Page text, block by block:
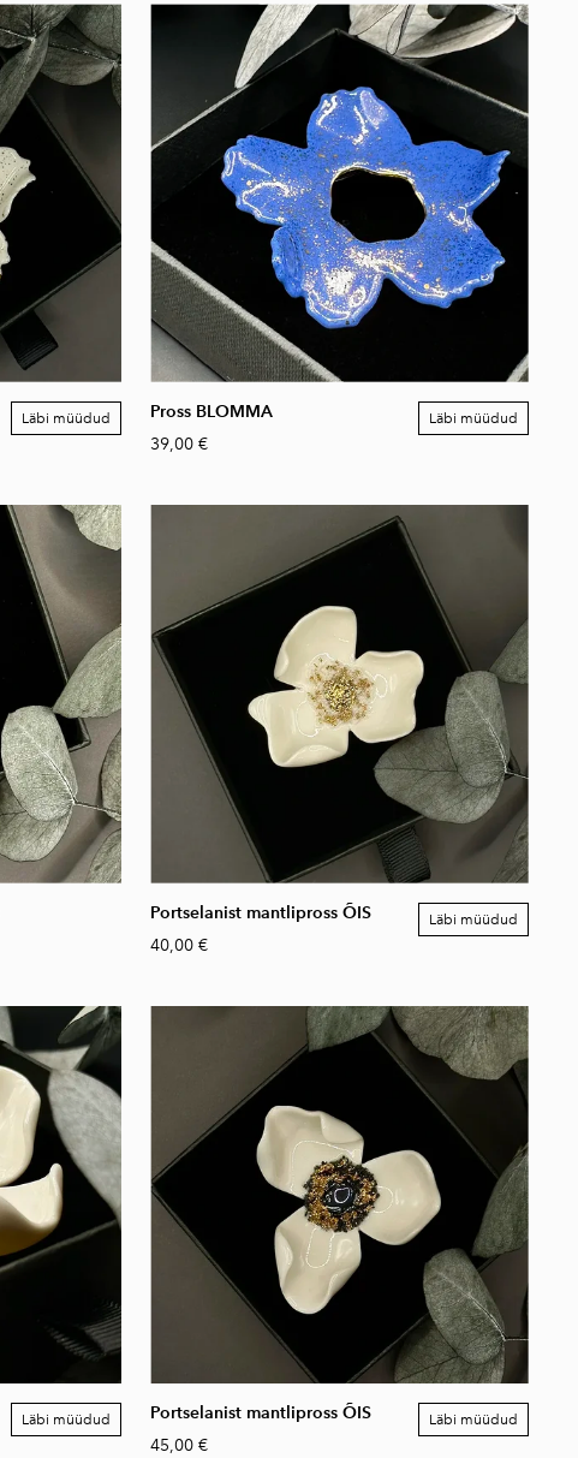
Läbi müüdud
Pross BLOMMA
39,00 €
Läbi müüdud
Portselanist mantlipross ÕIS
40,00 €
Läbi müüdud
Läbi müüdud
Portselanist mantlipross ÕIS
45,00 €
Läbi müüdud